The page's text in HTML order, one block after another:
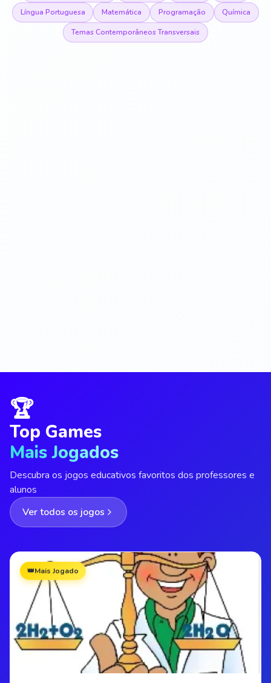
Língua Portuguesa Matemática Programação Química
Temas Contemporâneos Transversais
🏆
Top Games
Mais Jogados
Descubra os jogos educativos favoritos dos professores e
alunos
Ver todos os jogos
👑Mais Jogado